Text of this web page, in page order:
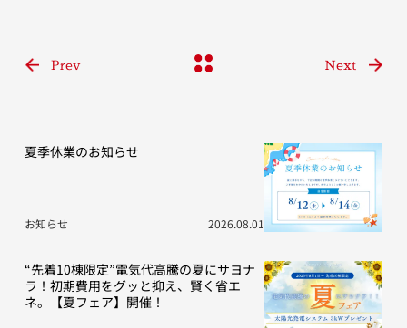
Prev Next
夏季休業のお知らせ
お知らせ 2026.08.01
“先着10棟限定”電気代高騰の夏にサヨナ
ラ！初期費用をグッと抑え、賢く省エ
ネ。【夏フェア】開催！